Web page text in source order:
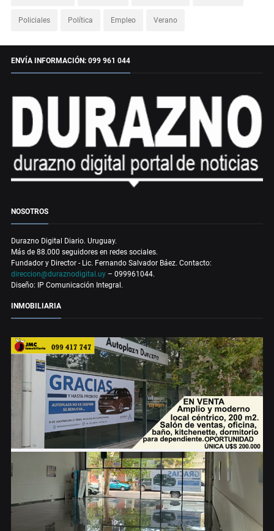
Policiales Política Empleo Verano
ENVÍA INFORMACIÓN: 099 961 044
NOSOTROS
Durazno Digital Diario. Uruguay.
Más de 88.000 seguidores en redes sociales.
Fundador y Director - Lic. Fernando Salvador Báez. Contacto:
direccion@duraznodigital.uy – 099961044.
Diseño: IP Comunicación Integral.
INMOBILIARIA